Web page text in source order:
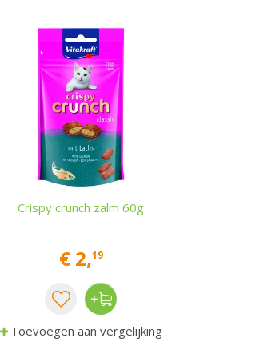
Crispy crunch zalm 60g
€ 2,19
Toevoegen aan vergelijking